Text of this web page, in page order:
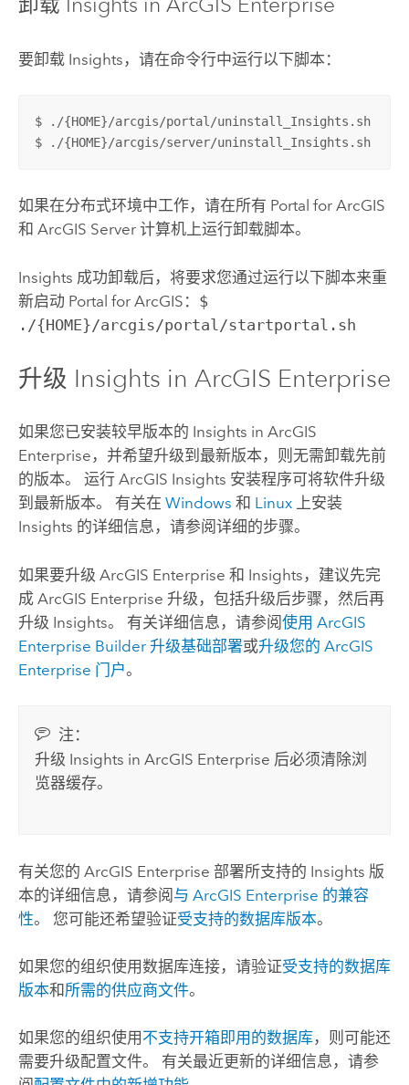
要卸载 Insights ，请在命令行中运行以下脚本：
$ ./{HOME}/arcgis/portal/uninstall_Insights.sh
$ ./{HOME}/arcgis/server/uninstall_Insights.sh
如果在分布式环境中工作，请在所有 Portal for ArcGIS
和 ArcGIS Server计算机上运行卸载脚本。
Insights 成功卸载后，将要求您通过运行以下脚本来重
新启动 Portal for ArcGIS ： $
./{HOME}/arcgis/portal/startportal.sh
升级 Insights in ArcGIS Enterprise
如果您已安装较早版本的 Insights in ArcGIS
Enterprise ，并希望升级到最新版本，则无需卸载先前
的版本。 运行 ArcGIS Insights 安装程序可将软件升级
到最新版本。 有关在 Windows 和 Linux上安装
Insights 的详细信息，请参阅详细的步骤。
如果要升级 ArcGIS Enterprise 和 Insights ，建议先完
成 ArcGIS Enterprise 升级，包括升级后步骤，然后再
升级 Insights。 有关详细信息，请参阅使用 ArcGIS
Enterprise Builder 升级基础部署或升级您的 ArcGIS
Enterprise 门户。
注：
升级 Insights in ArcGIS Enterprise 后必须清除浏
览器缓存。
有关您的 ArcGIS Enterprise 部署所支持的 Insights 版
本的详细信息，请参阅与 ArcGIS Enterprise 的兼容
性。 您可能还希望验证受支持的数据库版本。
如果您的组织使用数据库连接，请验证受支持的数据库
版本和所需的供应商文件。
如果您的组织使用 不支持开箱即用的数据库，则可能还
需要升级配置文件。 有关最近更新的详细信息，请参